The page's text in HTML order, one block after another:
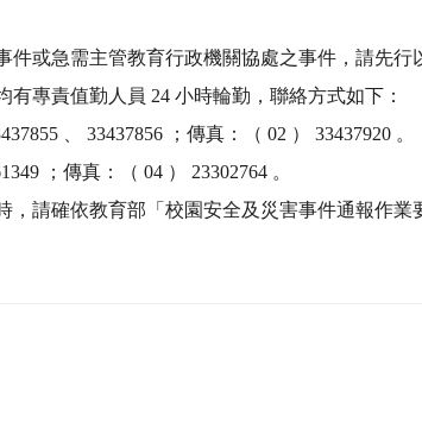
專責值勤人員 24 小時輪勤，聯絡方式如下：
、 33437856 ；傳真：（ 02 ） 33437920 。
；傳真：（ 04 ） 23302764 。
請確依教育部「校園安全及災害事件通報作業要